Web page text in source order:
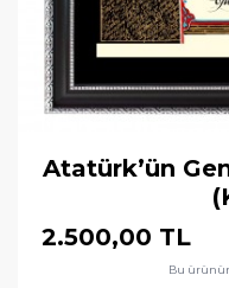
Atatürk’ün
2.500,00 TL
Bu